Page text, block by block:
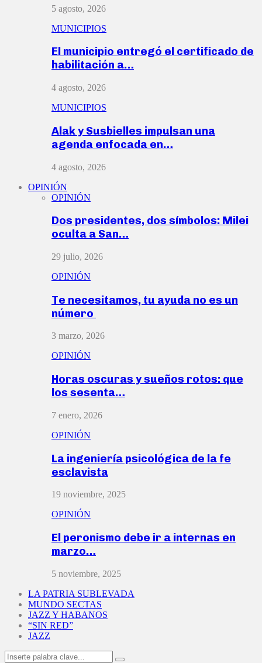
5 agosto, 2026
MUNICIPIOS
El municipio entregó el certificado de
habilitación a…
4 agosto, 2026
MUNICIPIOS
Alak y Susbielles impulsan una
agenda enfocada en…
4 agosto, 2026
OPINIÓN
OPINIÓN
Dos presidentes, dos símbolos: Milei
oculta a San…
29 julio, 2026
OPINIÓN
Te necesitamos, tu ayuda no es un
número
3 marzo, 2026
OPINIÓN
Horas oscuras y sueños rotos: que
los sesenta…
7 enero, 2026
OPINIÓN
La ingeniería psicológica de la fe
esclavista
19 noviembre, 2025
OPINIÓN
El peronismo debe ir a internas en
marzo…
5 noviembre, 2025
LA PATRIA SUBLEVADA
MUNDO SECTAS
JAZZ Y HABANOS
“SIN RED”
JAZZ
Search